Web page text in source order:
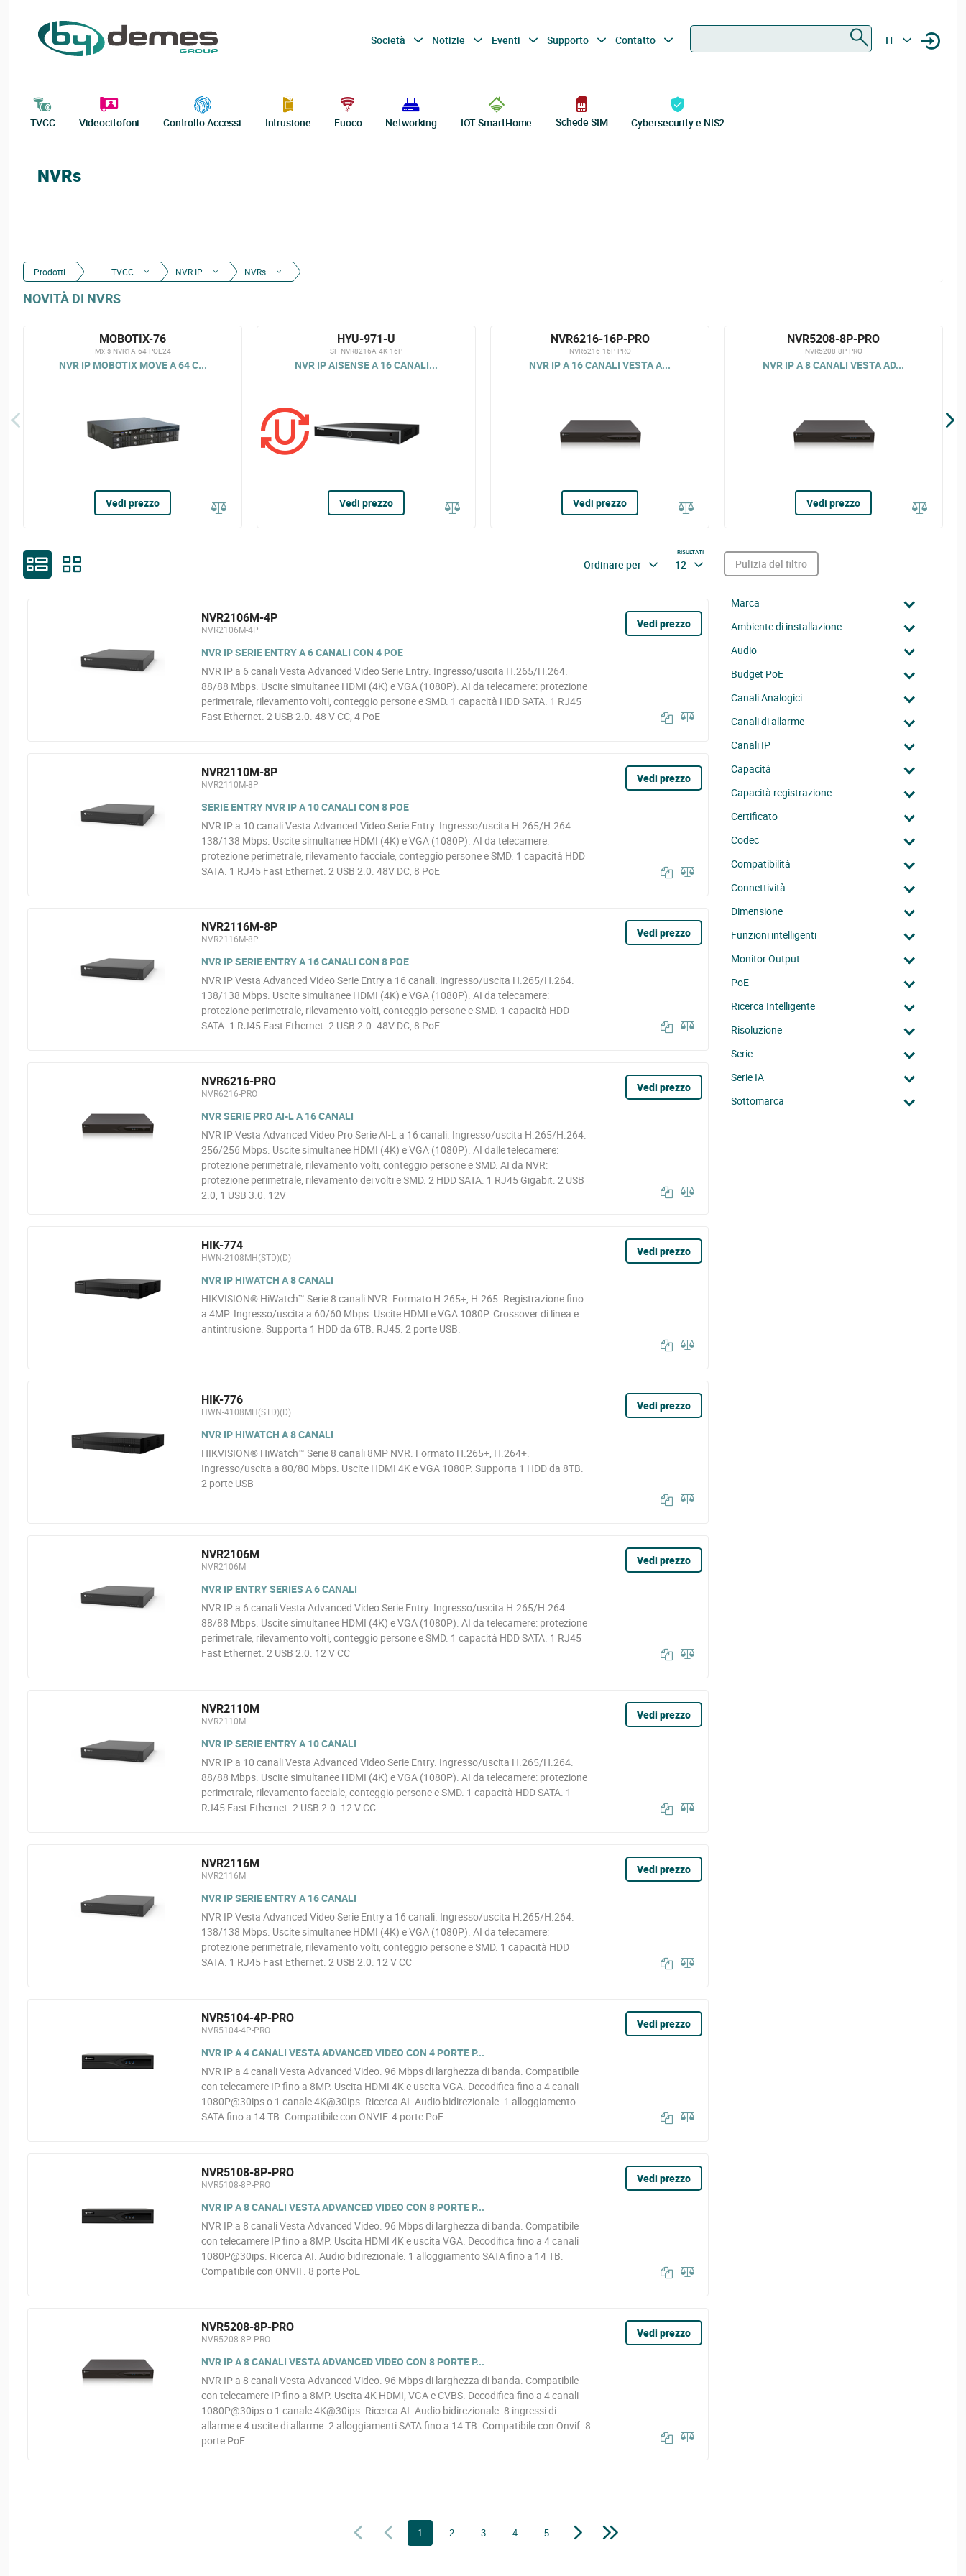
Società Notizie Eventi Supporto Contatto IT
TVCC Videocitofoni Controllo Accessi Intrusione Fuoco Networking IOT SmartHome Schede SIM Cybersecurity e NIS2
NVRs
Prodotti TVCC NVR IP NVRs
NOVITÀ DI NVRS
MOBOTIX-76
Mx-s-NVR1A-64-POE24
NVR IP MOBOTIX MOVE A 64 C...
Vedi prezzo
HYU-971-U
SF-NVR8216A-4K-16P
NVR IP AISENSE A 16 CANALI...
Vedi prezzo
NVR6216-16P-PRO
NVR6216-16P-PRO
NVR IP A 16 CANALI VESTA A...
Vedi prezzo
NVR5208-8P-PRO
NVR5208-8P-PRO
NVR IP A 8 CANALI VESTA AD...
Vedi prezzo
Ordinare per
RISULTATI
12
NVR2106M-4P
NVR2106M-4P
NVR IP SERIE ENTRY A 6 CANALI CON 4 POE
NVR IP a 6 canali Vesta Advanced Video Serie Entry. Ingresso/uscita H.265/H.264.
88/88 Mbps. Uscite simultanee HDMI (4K) e VGA (1080P). AI da telecamere: protezione
perimetrale, rilevamento volti, conteggio persone e SMD. 1 capacità HDD SATA. 1 RJ45
Fast Ethernet. 2 USB 2.0. 48 V CC, 4 PoE
Vedi prezzo
NVR2110M-8P
NVR2110M-8P
SERIE ENTRY NVR IP A 10 CANALI CON 8 POE
NVR IP a 10 canali Vesta Advanced Video Serie Entry. Ingresso/uscita H.265/H.264.
138/138 Mbps. Uscite simultanee HDMI (4K) e VGA (1080P). AI da telecamere:
protezione perimetrale, rilevamento facciale, conteggio persone e SMD. 1 capacità HDD
SATA. 1 RJ45 Fast Ethernet. 2 USB 2.0. 48V DC, 8 PoE
Vedi prezzo
NVR2116M-8P
NVR2116M-8P
NVR IP SERIE ENTRY A 16 CANALI CON 8 POE
NVR IP Vesta Advanced Video Serie Entry a 16 canali. Ingresso/uscita H.265/H.264.
138/138 Mbps. Uscite simultanee HDMI (4K) e VGA (1080P). AI da telecamere:
protezione perimetrale, rilevamento volti, conteggio persone e SMD. 1 capacità HDD
SATA. 1 RJ45 Fast Ethernet. 2 USB 2.0. 48V DC, 8 PoE
Vedi prezzo
NVR6216-PRO
NVR6216-PRO
NVR SERIE PRO AI-L A 16 CANALI
NVR IP Vesta Advanced Video Pro Serie AI-L a 16 canali. Ingresso/uscita H.265/H.264.
256/256 Mbps. Uscite simultanee HDMI (4K) e VGA (1080P). AI dalle telecamere:
protezione perimetrale, rilevamento volti, conteggio persone e SMD. AI da NVR:
protezione perimetrale, rilevamento dei volti e SMD. 2 HDD SATA. 1 RJ45 Gigabit. 2 USB
2.0, 1 USB 3.0. 12V
Vedi prezzo
HIK-774
HWN-2108MH(STD)(D)
NVR IP HIWATCH A 8 CANALI
HIKVISION® HiWatch™ Serie 8 canali NVR. Formato H.265+, H.265. Registrazione fino
a 4MP. Ingresso/uscita a 60/60 Mbps. Uscite HDMI e VGA 1080P. Crossover di linea e
antintrusione. Supporta 1 HDD da 6TB. RJ45. 2 porte USB.
Vedi prezzo
HIK-776
HWN-4108MH(STD)(D)
NVR IP HIWATCH A 8 CANALI
HIKVISION® HiWatch™ Serie 8 canali 8MP NVR. Formato H.265+, H.264+.
Ingresso/uscita a 80/80 Mbps. Uscite HDMI 4K e VGA 1080P. Supporta 1 HDD da 8TB.
2 porte USB
Vedi prezzo
NVR2106M
NVR2106M
NVR IP ENTRY SERIES A 6 CANALI
NVR IP a 6 canali Vesta Advanced Video Serie Entry. Ingresso/uscita H.265/H.264.
88/88 Mbps. Uscite simultanee HDMI (4K) e VGA (1080P). AI da telecamere: protezione
perimetrale, rilevamento volti, conteggio persone e SMD. 1 capacità HDD SATA. 1 RJ45
Fast Ethernet. 2 USB 2.0. 12 V CC
Vedi prezzo
NVR2110M
NVR2110M
NVR IP SERIE ENTRY A 10 CANALI
NVR IP a 10 canali Vesta Advanced Video Serie Entry. Ingresso/uscita H.265/H.264.
88/88 Mbps. Uscite simultanee HDMI (4K) e VGA (1080P). AI da telecamere: protezione
perimetrale, rilevamento facciale, conteggio persone e SMD. 1 capacità HDD SATA. 1
RJ45 Fast Ethernet. 2 USB 2.0. 12 V CC
Vedi prezzo
NVR2116M
NVR2116M
NVR IP SERIE ENTRY A 16 CANALI
NVR IP Vesta Advanced Video Serie Entry a 16 canali. Ingresso/uscita H.265/H.264.
138/138 Mbps. Uscite simultanee HDMI (4K) e VGA (1080P). AI da telecamere:
protezione perimetrale, rilevamento volti, conteggio persone e SMD. 1 capacità HDD
SATA. 1 RJ45 Fast Ethernet. 2 USB 2.0. 12 V CC
Vedi prezzo
NVR5104-4P-PRO
NVR5104-4P-PRO
NVR IP A 4 CANALI VESTA ADVANCED VIDEO CON 4 PORTE P...
NVR IP a 4 canali Vesta Advanced Video. 96 Mbps di larghezza di banda. Compatibile
con telecamere IP fino a 8MP. Uscita HDMI 4K e uscita VGA. Decodifica fino a 4 canali
1080P@30ips o 1 canale 4K@30ips. Ricerca AI. Audio bidirezionale. 1 alloggiamento
SATA fino a 14 TB. Compatibile con ONVIF. 4 porte PoE
Vedi prezzo
NVR5108-8P-PRO
NVR5108-8P-PRO
NVR IP A 8 CANALI VESTA ADVANCED VIDEO CON 8 PORTE P...
NVR IP a 8 canali Vesta Advanced Video. 96 Mbps di larghezza di banda. Compatibile
con telecamere IP fino a 8MP. Uscita HDMI 4K e uscita VGA. Decodifica fino a 4 canali
1080P@30ips. Ricerca AI. Audio bidirezionale. 1 alloggiamento SATA fino a 14 TB.
Compatibile con ONVIF. 8 porte PoE
Vedi prezzo
NVR5208-8P-PRO
NVR5208-8P-PRO
NVR IP A 8 CANALI VESTA ADVANCED VIDEO CON 8 PORTE P...
NVR IP a 8 canali Vesta Advanced Video. 96 Mbps di larghezza di banda. Compatibile
con telecamere IP fino a 8MP. Uscita 4K HDMI, VGA e CVBS. Decodifica fino a 4 canali
1080P@30ips o 1 canale 4K@30ips. Ricerca AI. Audio bidirezionale. 8 ingressi di
allarme e 4 uscite di allarme. 2 alloggiamenti SATA fino a 14 TB. Compatibile con Onvif. 8
porte PoE
Vedi prezzo
Pulizia del filtro
Marca
Ambiente di installazione
Audio
Budget PoE
Canali Analogici
Canali di allarme
Canali IP
Capacità
Capacità registrazione
Certificato
Codec
Compatibilità
Connettività
Dimensione
Funzioni intelligenti
Monitor Output
PoE
Ricerca Intelligente
Risoluzione
Serie
Serie IA
Sottomarca
1 2 3 4 5